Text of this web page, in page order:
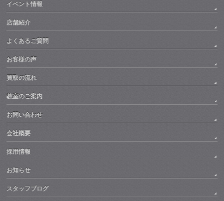
イベント情報
店舗紹介
よくあるご質問
お客様の声
買取の流れ
教室のご案内
お問い合わせ
会社概要
採用情報
お知らせ
スタッフブログ